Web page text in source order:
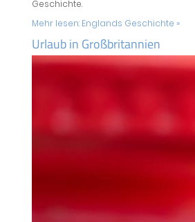
Geschichte.
Mehr lesen: Englands Geschichte »
Urlaub in Großbritannien